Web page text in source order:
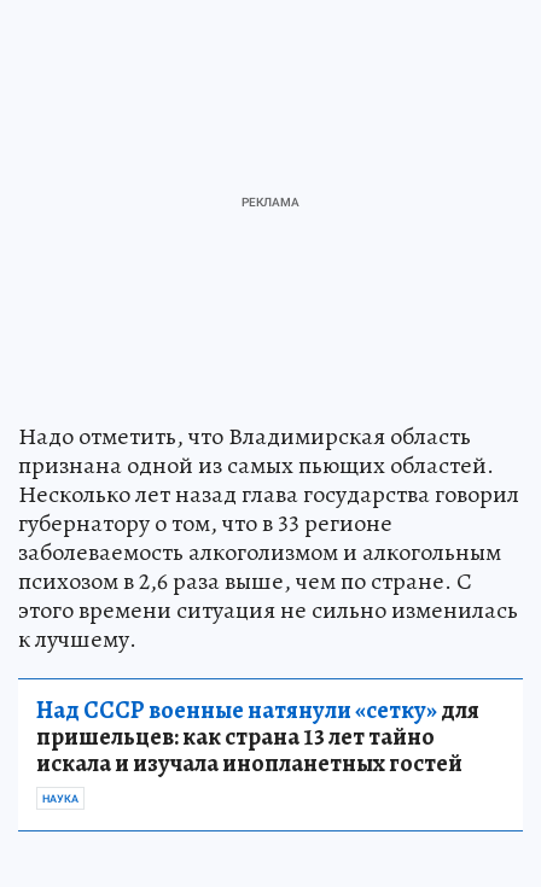
Надо отметить, что Владимирская область
признана одной из самых пьющих областей.
Несколько лет назад глава государства говорил
губернатору о том, что в 33 регионе
заболеваемость алкоголизмом и алкогольным
психозом в 2,6 раза выше, чем по стране. С
этого времени ситуация не сильно изменилась
к лучшему.
Над СССР военные натянули «сетку»для
пришельцев: как страна 13 лет тайно
искала и изучала инопланетных гостей
НАУКА